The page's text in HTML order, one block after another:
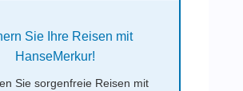
Sie Ihre Reisen mit
HanseMerkur!
Sie sorgenfreie Reisen mit